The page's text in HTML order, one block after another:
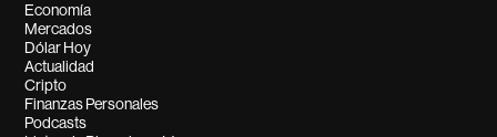
Economía
Mercados
Dólar Hoy
Actualidad
Cripto
Finanzas Personales
Podcasts